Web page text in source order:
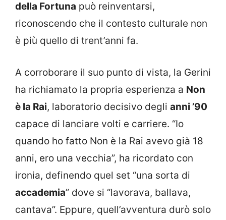
della Fortuna può reinventarsi,
riconoscendo che il contesto culturale non
è più quello di trent’anni fa.
A corroborare il suo punto di vista, la Gerini
ha richiamato la propria esperienza a Non
è la Rai, laboratorio decisivo degli anni ’90
capace di lanciare volti e carriere. “Io
quando ho fatto Non è la Rai avevo già 18
anni, ero una vecchia”, ha ricordato con
ironia, definendo quel set “una sorta di
accademia” dove si “lavorava, ballava,
cantava”. Eppure, quell’avventura durò solo